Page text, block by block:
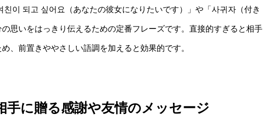
이 되고 싶어요（あなたの彼女になりたいです）」や「사귀자（付き
思いをはっきり伝えるための定番フレーズです。直接的すぎると相手
、前置きややさしい語調を加えると効果的です。
手に贈る感謝や友情のメッセージ